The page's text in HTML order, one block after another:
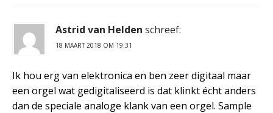
Astrid van Helden schreef:
18 MAART 2018 OM 19:31
Ik hou erg van elektronica en ben zeer digitaal maar
een orgel wat gedigitaliseerd is dat klinkt écht anders
dan de speciale analoge klank van een orgel. Sample